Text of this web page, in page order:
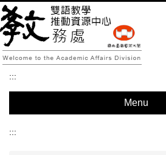
跳
到
主
要
內
:::
Menu
:::